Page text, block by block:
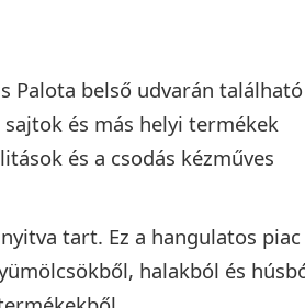
Palota belső udvarán található
és más helyi termékek
és a csodás kézműves
tart. Ez a hangulatos piac
halakból és